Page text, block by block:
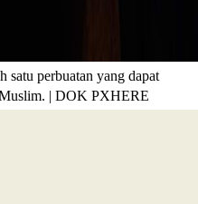
perbuatan yang dapat
| DOK PXHERE